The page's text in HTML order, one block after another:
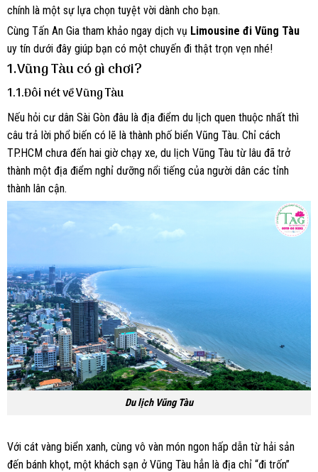
chính là một sự lựa chọn tuyệt vời dành cho bạn.
Cùng Tấn An Gia tham khảo ngay dịch vụ Limousine đi Vũng Tàu
uy tín dưới đây giúp bạn có một chuyến đi thật trọn vẹn nhé!
1.Vũng Tàu có gì chơi?
1.1.Đôi nét về Vũng Tàu
Nếu hỏi cư dân Sài Gòn đâu là địa điểm du lịch quen thuộc nhất thì
câu trả lời phổ biến có lẽ là thành phố biển Vũng Tàu. Chỉ cách
TP.HCM chưa đến hai giờ chạy xe, du lịch Vũng Tàu từ lâu đã trở
thành một địa điểm nghỉ dưỡng nổi tiếng của người dân các tỉnh
thành lân cận.
Du lịch Vũng Tàu
Với cát vàng biển xanh, cùng vô vàn món ngon hấp dẫn từ hải sản
đến bánh khọt, một khách sạn ở Vũng Tàu hẳn là địa chỉ “đi trốn”